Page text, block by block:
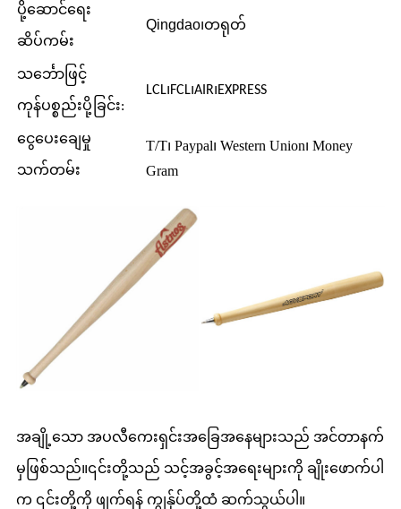
ပို့ဆောင်ရေး
ဆိပ်ကမ်း
Qingdao၊တရုတ်
သင်္ဘောဖြင့်
ကုန်ပစ္စည်းပို့ခြင်း:
LCL၊FCL၊AIR၊EXPRESS
ငွေပေးချေမှု
သက်တမ်း
T/T၊ Paypal၊ Western Union၊ Money
Gram
အချို့သော အပလီကေးရှင်းအခြေအနေများသည် အင်တာနက်
မှဖြစ်သည်။၎င်းတို့သည် သင့်အခွင့်အရေးများကို ချိုးဖောက်ပါ
က ၎င်းတို့ကို ဖျက်ရန် ကျွန်ုပ်တို့ထံ ဆက်သွယ်ပါ။